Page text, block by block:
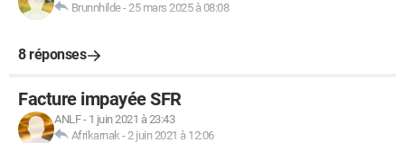
Brunnhilde-25 mars 2025 à 08:08
8 réponses
Facture impayée SFR
ANLF- 1 juin 2021 à 23:43
Afrikarnak -2 juin 2021 à 12:06